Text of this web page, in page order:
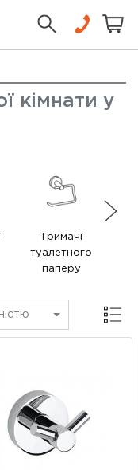
кімнати у
Тримачі
туалетного
паперу
Сітка